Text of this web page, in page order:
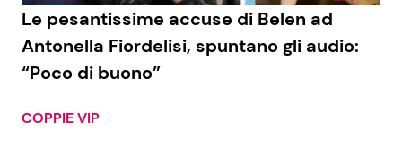
Le pesantissime accuse di Belen ad
Antonella Fiordelisi, spuntano gli audio:
“Poco di buono”
COPPIE VIP